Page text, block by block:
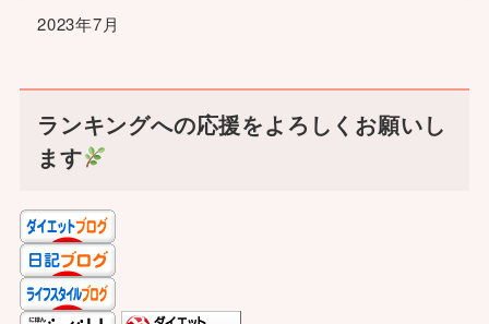
2023年7月
ランキングへの応援をよろしくお願いし
ます